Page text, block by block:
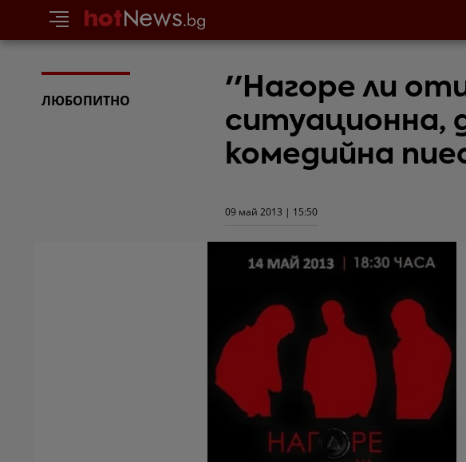
ЛЮБОПИТНО
''Нагоре ли
ситуационна,
комедийна
09 май 2013 | 15:50